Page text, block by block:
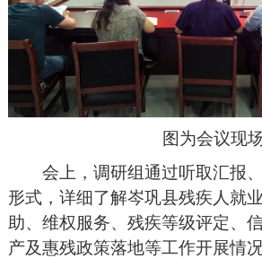
图为会议现
会上，调研组通过听取汇报
形式，详细了解岑巩县残疾人就
助、维权服务、残疾等级评定、
产及惠残政策落地等工作开展情